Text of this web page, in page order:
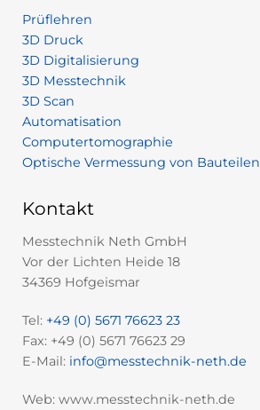
Prüflehren
3D Druck
3D Digitalisierung
3D Messtechnik
3D Scan
Automatisation
Computertomographie
Optische Vermessung von Bauteilen
Kontakt
Messtechnik Neth GmbH
Vor der Lichten Heide 18
34369 Hofgeismar
Tel: +49 (0) 5671 76623 23
Fax: +49 (0) 5671 76623 29
E-Mail: info@messtechnik-neth.de
Web: www.messtechnik-neth.de